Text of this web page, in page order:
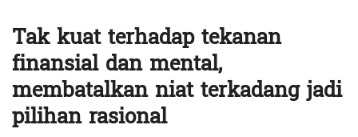
Tak kuat terhadap tekanan
finansial dan mental,
membatalkan niat terkadang jadi
pilihan rasional